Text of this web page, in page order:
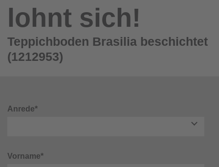
lohnt sich!
Teppichboden Brasilia beschichtet
(1212953)
Anrede*
Vorname*